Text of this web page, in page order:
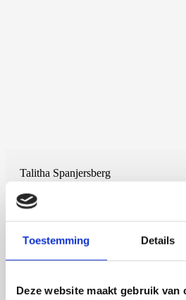
Toestemming Details
Deze website maakt gebruik van
Talitha Spanjersberg
Context-aware
disease across